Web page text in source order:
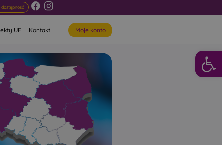
dostępność
UE Kontakt Moje konto